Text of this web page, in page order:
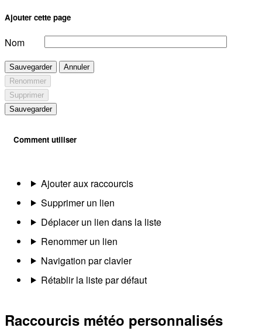
Ajouter cette page
Nom
Sauvegarder
Annuler
Renommer
Supprimer
Sauvegarder
Comment utiliser
Ajouter aux raccourcis
Supprimer un lien
Déplacer un lien dans la liste
Renommer un lien
Navigation par clavier
Rétablir la liste par défaut
Raccourcis météo personnalisés